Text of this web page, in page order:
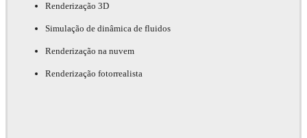
Renderização 3D
Simulação de dinâmica de fluidos
Renderização na nuvem
Renderização fotorrealista